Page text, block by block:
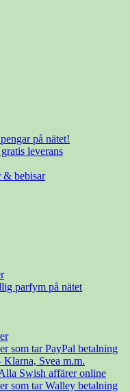
på nätet!
leverans
& bebisar
parfym på nätet
som tar PayPal betalning
Klarna, Svea m.m.
Swish affärer online
som tar Walley betalning